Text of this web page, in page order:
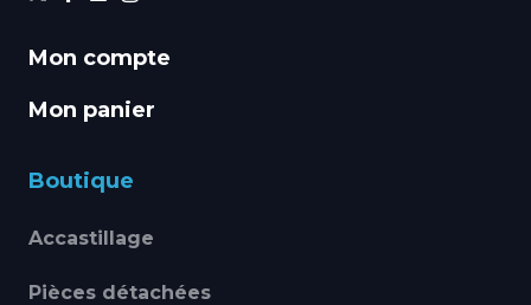
Mon compte
Mon panier
Boutique
Accastillage
Pièces détachées